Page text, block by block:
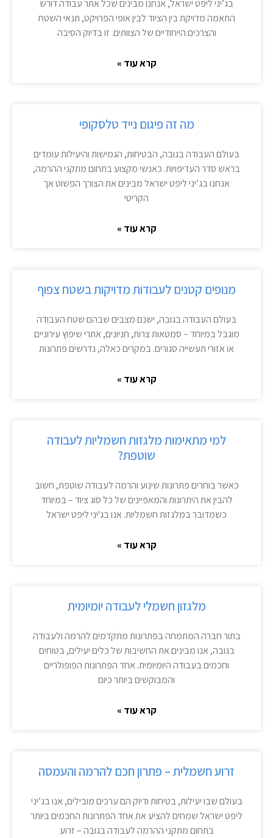
בג’יני ליפט ישראל, אנחנו מבינים שכל אתר עבודה דורש
התאמה מדויקת בין הציוד לבין אופי הפרויקט, תנאי השטח
והצרכים הייחודיים של הצוותים. זו בדיוק הסיבה
קרא עוד »
מה זה פיגום נייד טלסקופי
בעולם העבודה בגובה, הבטיחות, הגמישות והיעילות עומדים
בראש סדר העדיפויות. כאנשי מקצוע בתחום מתקני ההרמה,
אנחנו בג’יני ליפט ישראל מבינים את הצורך הפשוט אך
הקריטי
קרא עוד »
מנופים קטנים לעבודות מדויקות בשטח צפוף
בעולם העבודה בגובה, ישנם מצבים שבהם שטח העבודה
מוגבל במיוחד – סמטאות צרות, חניונים, אתרי שיפוץ עירוניים
או אזורי תעשייה סגורים. במקרים כאלה, נדרשים פתרונות
קרא עוד »
למי מתאימות מלגזות חשמליות לעבודה
שוטפת?
כאשר בוחרים פתרונות שינוע והרמה לעבודה שוטפת, חשוב
להבין את היתרונות והמאפיינים של כל סוג ציוד – במיוחד
כשמדובר במלגזות חשמליות. אנו בג'יני ליפט ישראל
קרא עוד »
מלגזון חשמלי לעבודה יומיומית
בתור חברה המתמחה בפתרונות מתקדמים להרמה ולעבודה
בגובה, אנו מבינים את החשיבות של כלים יעילים, בטוחים
וחכמים בעבודה היומיומית. אחד הפתרונות הפופולריים
והמבוקשים ביותר כיום
קרא עוד »
זרוע חשמלית – פתרון חכם להרמה והעמסה
בעולם שבו יעילות, בטיחות ודיוק הם ערכים מובילים, אנו בג’יני
ליפט ישראל שמחים להציע את אחד הפתרונות החכמים ביותר
בתחום מתקני ההרמה לעבודה בגובה – זרוע